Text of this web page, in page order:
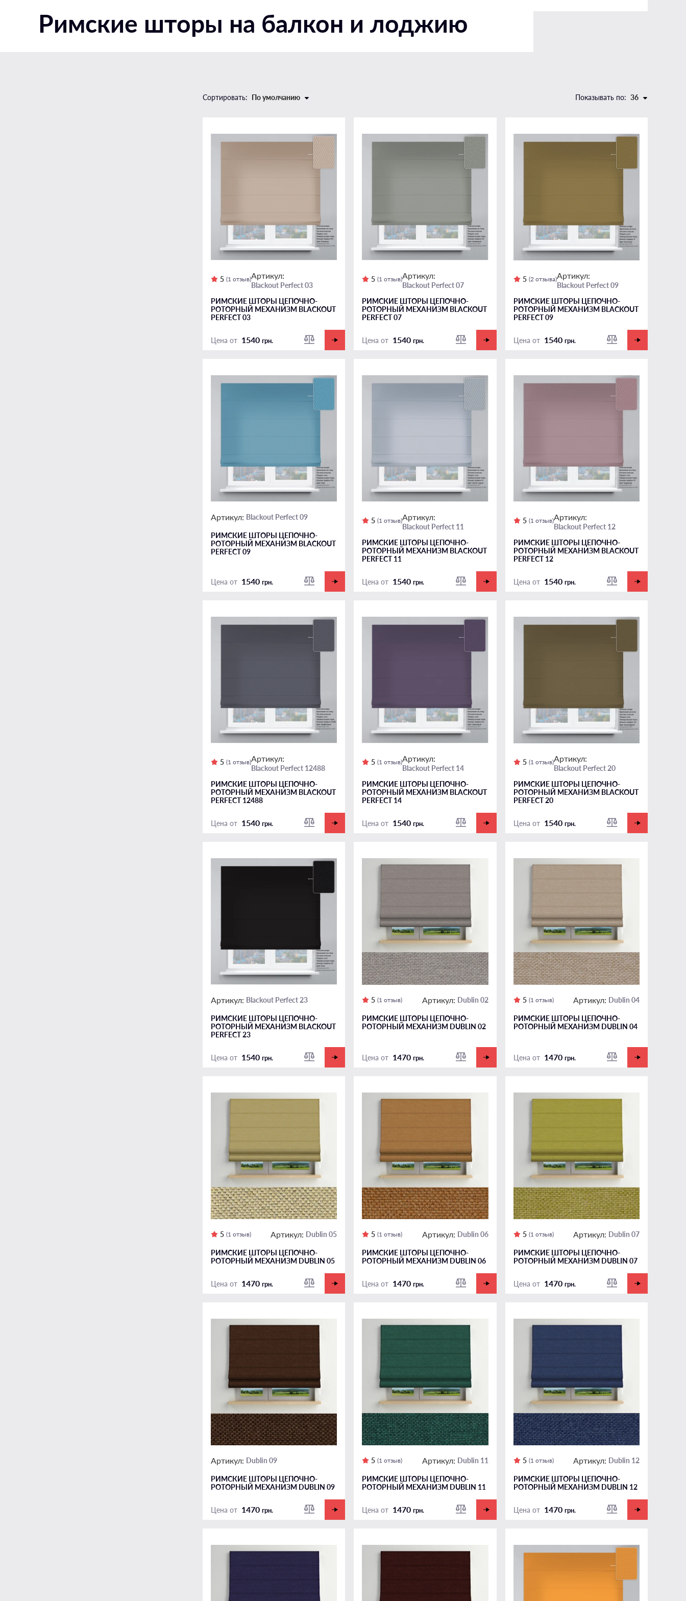
В детскую
Закрытого типа плоские
В детскую
Римские шторы на балкон и лоджию
Сортировать: По умолчанию Показывать по: 36
5 (1 отзыв)Артикул:
Blackout Perfect 03
РИМСКИЕ ШТОРЫ ЦЕПОЧНО-
РОТОРНЫЙ МЕХАНИЗМ BLACKOUT
PERFECT 03
Цена от 1540 грн.
5 (1 отзыв)Артикул:
Blackout Perfect 07
РИМСКИЕ ШТОРЫ ЦЕПОЧНО-
РОТОРНЫЙ МЕХАНИЗМ BLACKOUT
PERFECT 07
Цена от 1540грн.
5 (2 отзыва)Артикул:
Blackout Perfect 09
РИМСКИЕ ШТОРЫ ЦЕПОЧНО-
РОТОРНЫЙ МЕХАНИЗМ BLACKOUT
PERFECT 09
Цена от 1540 грн.
Артикул: Blackout Perfect 09
РИМСКИЕ ШТОРЫ ЦЕПОЧНО-
РОТОРНЫЙ МЕХАНИЗМ BLACKOUT
PERFECT 09
Цена от 1540 грн.
5 (1 отзыв)Артикул:
Blackout Perfect 11
РИМСКИЕ ШТОРЫ ЦЕПОЧНО-
РОТОРНЫЙ МЕХАНИЗМ BLACKOUT
PERFECT 11
Цена от 1540грн.
5 (1 отзыв)Артикул:
Blackout Perfect 12
РИМСКИЕ ШТОРЫ ЦЕПОЧНО-
РОТОРНЫЙ МЕХАНИЗМ BLACKOUT
PERFECT 12
Цена от 1540 грн.
5 (1 отзыв)Артикул:
Blackout Perfect 12488
РИМСКИЕ ШТОРЫ ЦЕПОЧНО-
РОТОРНЫЙ МЕХАНИЗМ BLACKOUT
PERFECT 12488
Цена от 1540 грн.
5 (1 отзыв)Артикул:
Blackout Perfect 14
РИМСКИЕ ШТОРЫ ЦЕПОЧНО-
РОТОРНЫЙ МЕХАНИЗМ BLACKOUT
PERFECT 14
Цена от 1540грн.
5 (1 отзыв)Артикул:
Blackout Perfect 20
РИМСКИЕ ШТОРЫ ЦЕПОЧНО-
РОТОРНЫЙ МЕХАНИЗМ BLACKOUT
PERFECT 20
Цена от 1540 грн.
Артикул: Blackout Perfect 23
РИМСКИЕ ШТОРЫ ЦЕПОЧНО-
РОТОРНЫЙ МЕХАНИЗМ BLACKOUT
PERFECT 23
Цена от 1540 грн.
5 (1 отзыв) Артикул: Dublin 02
РИМСКИЕ ШТОРЫ ЦЕПОЧНО-
РОТОРНЫЙ МЕХАНИЗМ DUBLIN 02
Цена от 1470грн.
5 (1 отзыв) Артикул: Dublin 04
РИМСКИЕ ШТОРЫ ЦЕПОЧНО-
РОТОРНЫЙ МЕХАНИЗМ DUBLIN 04
Цена от 1470 грн.
5 (1 отзыв) Артикул: Dublin 05
РИМСКИЕ ШТОРЫ ЦЕПОЧНО-
РОТОРНЫЙ МЕХАНИЗМ DUBLIN 05
Цена от 1470 грн.
5 (1 отзыв) Артикул: Dublin 06
РИМСКИЕ ШТОРЫ ЦЕПОЧНО-
РОТОРНЫЙ МЕХАНИЗМ DUBLIN 06
Цена от 1470грн.
5 (1 отзыв) Артикул: Dublin 07
РИМСКИЕ ШТОРЫ ЦЕПОЧНО-
РОТОРНЫЙ МЕХАНИЗМ DUBLIN 07
Цена от 1470 грн.
Артикул: Dublin 09
РИМСКИЕ ШТОРЫ ЦЕПОЧНО-
РОТОРНЫЙ МЕХАНИЗМ DUBLIN 09
Цена от 1470 грн.
5 (1 отзыв) Артикул: Dublin 11
РИМСКИЕ ШТОРЫ ЦЕПОЧНО-
РОТОРНЫЙ МЕХАНИЗМ DUBLIN 11
Цена от 1470грн.
5 (1 отзыв) Артикул: Dublin 12
РИМСКИЕ ШТОРЫ ЦЕПОЧНО-
РОТОРНЫЙ МЕХАНИЗМ DUBLIN 12
Цена от 1470 грн.